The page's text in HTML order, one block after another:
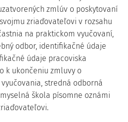
zmlúv o poskytovaní
zriaďovateľovi v rozsahu
na praktickom vyučovaní,
odbor, identifikačné údaje
údaje pracoviska
k ukončeniu zmluvy o
stredná odborná
škola písomne oznámi